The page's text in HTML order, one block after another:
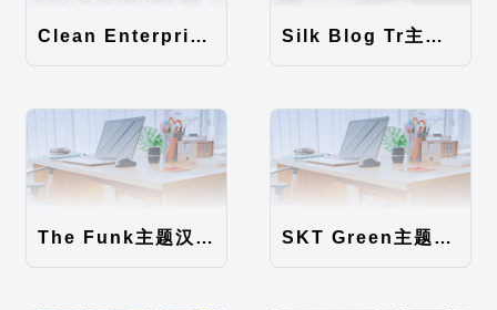
Clean Enterprise主题汉化包 Silk Blog Tr主题汉化包
The Funk主题汉化包 SKT Green主题汉化包